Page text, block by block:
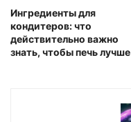
Ингредиенты для
кондитеров: что
действительно важно
знать, чтобы печь лучше